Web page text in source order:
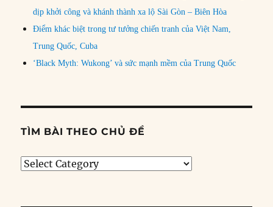
dịp khởi công và khánh thành xa lộ Sài Gòn – Biên Hòa
Điểm khác biệt trong tư tưởng chiến tranh của Việt Nam,
Trung Quốc, Cuba
‘Black Myth: Wukong’ và sức mạnh mềm của Trung Quốc
TÌM BÀI THEO CHỦ ĐỀ
Tìm